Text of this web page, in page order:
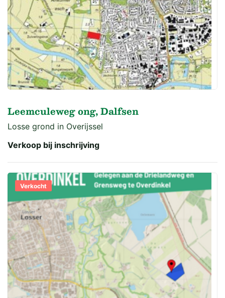
Leemculeweg ong, Dalfsen
Losse grond in Overijssel
Verkoop bij inschrijving
Verkocht